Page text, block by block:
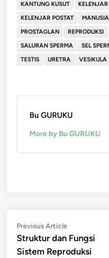
KANTUNG KUSUT KELENJAR
KELENJAR POSTAT
MANUSIA
PROSTAGLAN
REPRODUKSI
SALURAN SPERMA
SEL
TESTIS
URETRA VESIKULA
Bu GURUKU
More by Bu GURUKU
Post
navigation
Previous ArticlePrevious
article:
Struktur dan Fungsi
Sistem Reproduksi